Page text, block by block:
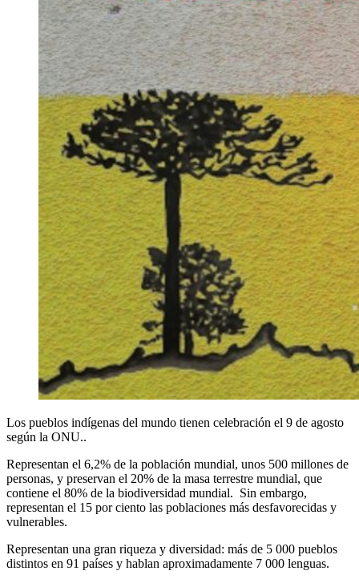
Los pueblos indígenas del mundo tienen celebración el 9 de agosto
según la ONU..
Representan el 6,2% de la población mundial, unos 500 millones de
personas, y preservan el 20% de la masa terrestre mundial, que
contiene el 80% de la biodiversidad mundial. Sin embargo,
representan el 15 por ciento las poblaciones más desfavorecidas y
vulnerables.
Representan una gran riqueza y diversidad: más de 5 000 pueblos
distintos en 91 países y hablan aproximadamente 7 000 lenguas.